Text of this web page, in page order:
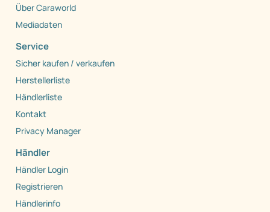
Über Caraworld
Mediadaten
Service
Sicher kaufen / verkaufen
Herstellerliste
Händlerliste
Kontakt
Privacy Manager
Händler
Händler Login
Registrieren
Händlerinfo